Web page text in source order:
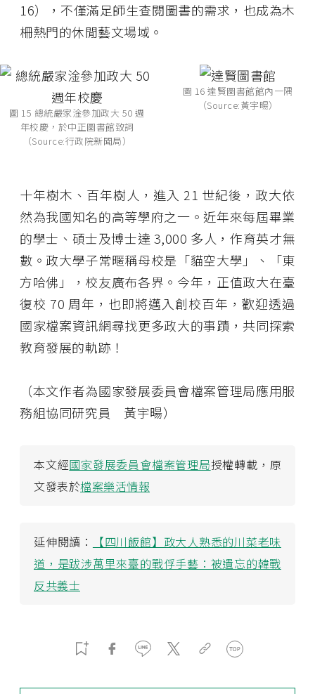
16），不僅滿足師生查閱圖書的需求，也成為木
柵熱門的休閒藝文場域。
圖 15 總統嚴家淦參加政大 50 週
年校慶，於中正圖書館致詞
（Source:行政院新聞局）
圖 16 達賢圖書館館內一隅
（Source:黃宇暘）
十年樹木、百年樹人，進入 21 世紀後，政大依
然為我國知名的高等學府之一。近年來每屆畢業
的學士、碩士及博士達 3,000 多人，作育英才無
數。政大學子常暱稱母校是「貓空大學」、「東
方哈佛」，校友廣布各界。今年，正值政大在臺
復校 70 周年，也即將邁入創校百年，歡迎透過
國家檔案資訊網尋找更多政大的事蹟，共同探索
教育發展的軌跡！
（本文作者為國家發展委員會檔案管理局應用服
務組協同研究員 黃宇暘）
本文經國家發展委員會檔案管理局授權轉載，原
文發表於檔案樂活情報
延伸閱讀：
【四川飯館】政大人熟悉的川菜老味
道，是跋涉萬里來臺的戰俘手藝：被遺忘的韓戰
反共義士